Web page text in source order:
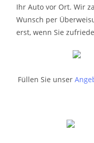
Ihr Auto vor Ort. Wir
Wunsch per
erst, wenn Sie
Füllen Sie unser